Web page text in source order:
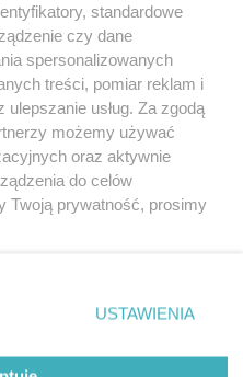
korzystania z portali
Skontaktuj sięz nami
Kontakt
Wydawca
Pogoda
standardowe
czy dane
spersonalizowanych
treści, pomiar reklam i
usług. Za zgodą
możemy używać
oraz aktywnie
do celów
Twoją prywatność, prosimy
dolnym rogu strony
danych nie wymagają
sprzeciwić się
USTAWIENIA